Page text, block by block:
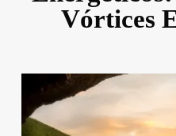
Vórtices